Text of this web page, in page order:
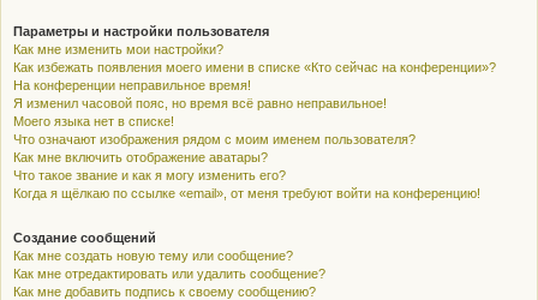
Параметры и настройки пользователя
Как мне изменить мои настройки?
Как избежать появления моего имени в списке «Кто сейчас на конференции»?
На конференции неправильное время!
Я изменил часовой пояс, но время всё равно неправильное!
Моего языка нет в списке!
Что означают изображения рядом с моим именем пользователя?
Как мне включить отображение аватары?
Что такое звание и как я могу изменить его?
Когда я щёлкаю по ссылке «email», от меня требуют войти на конференцию!
Создание сообщений
Как мне создать новую тему или сообщение?
Как мне отредактировать или удалить сообщение?
Как мне добавить подпись к своему сообщению?